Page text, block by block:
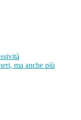
ma anche più